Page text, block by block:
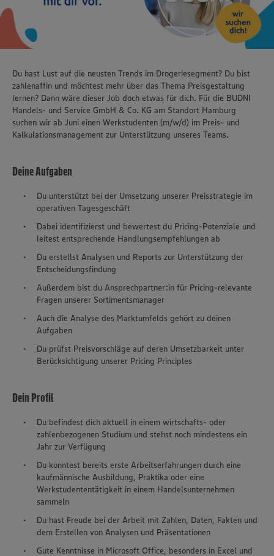
Du hast Lust auf die neusten Trends im Drogeriesegment? Du bist
zahlenaffin und möchtest mehr über das Thema Preisgestaltung
lernen? Dann wäre dieser Job doch etwas für dich. Für die BUDNI
Handels- und Service GmbH & Co. KG am Standort Hamburg
suchen wir ab Juni einen Werkstudenten (m/w/d) im Preis- und
Kalkulationsmanagement zur Unterstützung unseres Teams.
Deine Aufgaben
Du unterstützt bei der Umsetzung unserer Preisstrategie im
operativen Tagesgeschäft
Dabei identifizierst und bewertest du Pricing-Potenziale und
leitest entsprechende Handlungsempfehlungen ab
Du erstellst Analysen und Reports zur Unterstützung der
Entscheidungsfindung
Außerdem bist du Ansprechpartner:in für Pricing-relevante
Fragen unserer Sortimentsmanager
Auch die Analyse des Marktumfelds gehört zu deinen
Aufgaben
Du prüfst Preisvorschläge auf deren Umsetzbarkeit unter
Berücksichtigung unserer Pricing Principles
Dein Profil
Du befindest dich aktuell in einem wirtschafts- oder
zahlenbezogenen Studium und stehst noch mindestens ein
Jahr zur Verfügung
Du konntest bereits erste Arbeitserfahrungen durch eine
kaufmännische Ausbildung, Praktika oder eine
Werkstudententätigkeit in einem Handelsunternehmen
sammeln
Du hast Freude bei der Arbeit mit Zahlen, Daten, Fakten und
dem Erstellen von Analysen und Präsentationen
Gute Kenntnisse in Microsoft Office, besonders in Excel und